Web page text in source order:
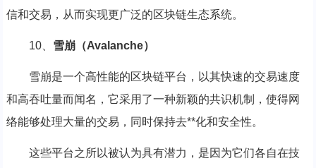
信和交易，从而实现更广泛的区块链生态系统。
10、 雪崩（Avalanche）
雪崩是一个高性能的区块链平台，以其快速的交易速度
和高吞吐量而闻名，它采用了一种新颖的共识机制，使得网
络能够处理大量的交易，同时保持去**化和安全性。
这些平台之所以被认为具有潜力，是因为它们各自在技